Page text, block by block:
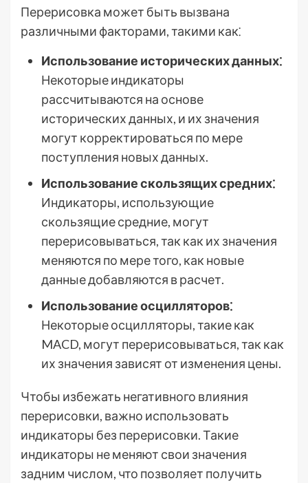
Перерисовка может быть вызвана
различными факторами, такими как⁚
Использование исторических данных⁚
Некоторые индикаторы
рассчитываются на основе
исторических данных, и их значения
могут корректироваться по мере
поступления новых данных.
Использование скользящих средних⁚
Индикаторы, использующие
скользящие средние, могут
перерисовываться, так как их значения
меняются по мере того, как новые
данные добавляются в расчет.
Использование осцилляторов⁚
Некоторые осцилляторы, такие как
MACD, могут перерисовываться, так как
их значения зависят от изменения цены.
Чтобы избежать негативного влияния
перерисовки, важно использовать
индикаторы без перерисовки. Такие
индикаторы не меняют свои значения
задним числом, что позволяет получить